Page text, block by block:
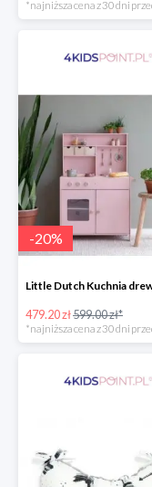
-20%
479.20 zł599.00 zł*